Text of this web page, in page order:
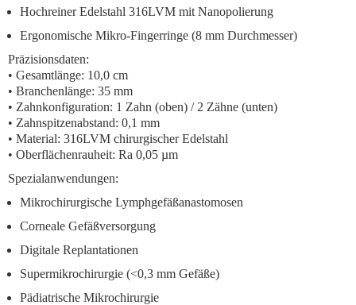
Hochreiner Edelstahl 316LVM mit Nanopolierung
Ergonomische Mikro-Fingerringe (8 mm Durchmesser)
Präzisionsdaten:
• Gesamtlänge: 10,0 cm
• Branchenlänge: 35 mm
• Zahnkonfiguration: 1 Zahn (oben) / 2 Zähne (unten)
• Zahnspitzenabstand: 0,1 mm
• Material: 316LVM chirurgischer Edelstahl
• Oberflächenrauheit: Ra 0,05 µm
Spezialanwendungen:
Mikrochirurgische Lymphgefäßanastomosen
Corneale Gefäßversorgung
Digitale Replantationen
Supermikrochirurgie (<0,3 mm Gefäße)
Pädiatrische Mikrochirurgie